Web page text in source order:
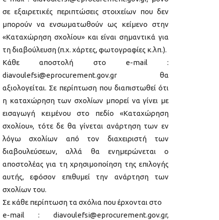
σε εξαιρετικές περιπτώσεις στοιχείων που δεν
μπορούν να ενσωματωθούν ως κείμενο στην
«Καταχώρηση σχολίου» και είναι σημαντικά για
τη διαβούλευση (π.χ. χάρτες, φωτογραφίες κ.λπ.).
Κάθε αποστολή στο e-mail :
diavoulefsi@eprocurement.gov.gr θα
αξιολογείται. Σε περίπτωση που διαπιστωθεί ότι
η καταχώρηση των σχολίων μπορεί να γίνει με
εισαγωγή κειμένου στο πεδίο «Καταχώρηση
σχολίου», τότε δε θα γίνεται ανάρτηση των εν
λόγω σχολίων από τον διαχειριστή των
διαβουλεύσεων, αλλά θα ενημερώνεται ο
αποστολέας για τη χρησιμοποίηση της επιλογής
αυτής, εφόσον επιθυμεί την ανάρτηση των
σχολίων του.
Σε κάθε περίπτωση τα σχόλια που έρχονται στο
e-mail : diavoulefsi@eprocurement.gov.gr,